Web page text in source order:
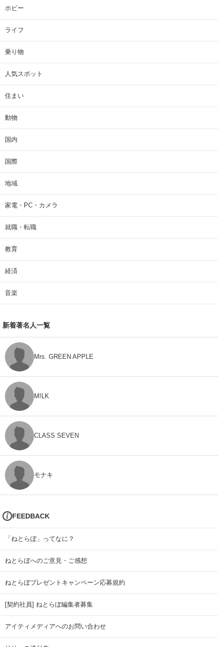
ホビー
ライフ
乗り物
人気スポット
住まい
動物
国内
国際
地域
家電・PC・カメラ
就職・転職
教育
経済
音楽
新着著名人一覧
Mrs. GREEN APPLE
M!LK
CLASS SEVEN
モナキ
FEEDBACK
「ねとらぼ」ってなに？
ねとらぼへのご意見・ご感想
ねとらぼプレゼントキャンペーン応募規約
[契約社員] ねとらぼ編集者募集
アイティメディアへのお問い合わせ